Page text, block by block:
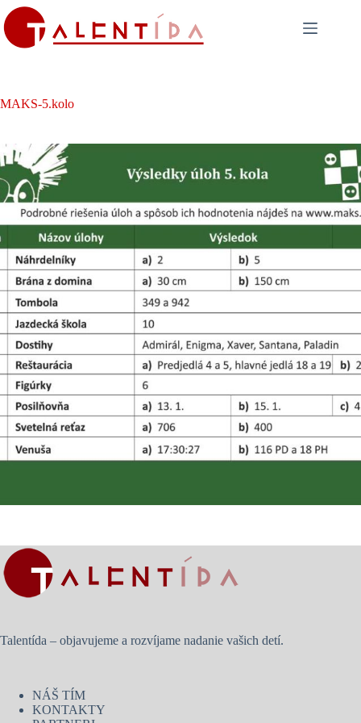
Skip
to
content
MAKS-5.kolo
Talentída – objavujeme a rozvíjame nadanie vašich detí.
NÁŠ TÍM
KONTAKTY